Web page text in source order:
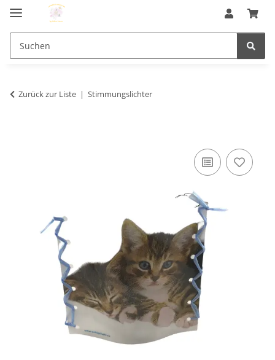
Zurück zur Liste Stimmungslichter